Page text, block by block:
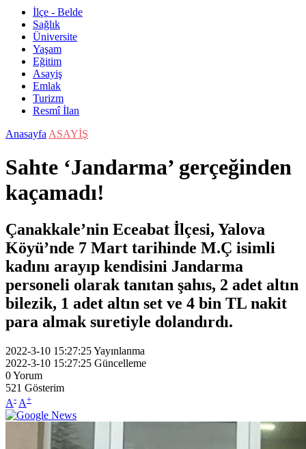
İlçe - Belde
Sağlık
Üniversite
Yaşam
Eğitim
Asayiş
Emlak
Turizm
Resmî İlan
Anasayfa ASAYİŞ
Sahte ‘Jandarma’ gerçeğinden
kaçamadı!
Çanakkale’nin Eceabat İlçesi, Yalova
Köyü’nde 7 Mart tarihinde M.Ç isimli
kadını arayıp kendisini Jandarma
personeli olarak tanıtan şahıs, 2 adet altın
bilezik, 1 adet altın set ve 4 bin TL nakit
para almak suretiyle dolandırdı.
2022-3-10 15:27:25Yayınlanma
2022-3-10 15:27:25 Güncelleme
0Yorum
521 Gösterim
A- A+